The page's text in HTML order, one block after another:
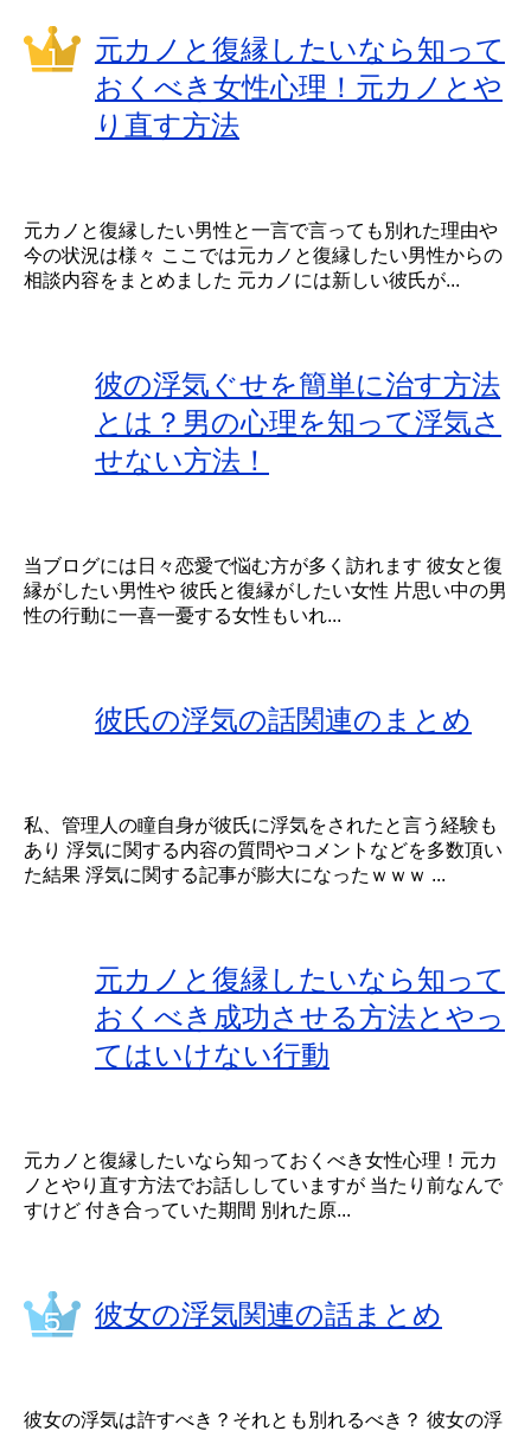
元カノと復縁したいなら知って
おくべき女性心理！元カノとや
り直す方法
元カノと復縁したい男性と一言で言っても別れた理由や
今の状況は様々 ここでは元カノと復縁したい男性からの
相談内容をまとめました 元カノには新しい彼氏が...
彼の浮気ぐせを簡単に治す方法
とは？男の心理を知って浮気さ
せない方法！
当ブログには日々恋愛で悩む方が多く訪れます 彼女と復
縁がしたい男性や 彼氏と復縁がしたい女性 片思い中の男
性の行動に一喜一憂する女性もいれ...
彼氏の浮気の話関連のまとめ
私、管理人の瞳自身が彼氏に浮気をされたと言う経験も
あり 浮気に関する内容の質問やコメントなどを多数頂い
た結果 浮気に関する記事が膨大になったｗｗｗ ...
元カノと復縁したいなら知って
おくべき成功させる方法とやっ
てはいけない行動
元カノと復縁したいなら知っておくべき女性心理！元カ
ノとやり直す方法でお話ししていますが 当たり前なんで
すけど 付き合っていた期間 別れた原...
彼女の浮気関連の話まとめ
彼女の浮気は許すべき？それとも別れるべき？ 彼女の浮